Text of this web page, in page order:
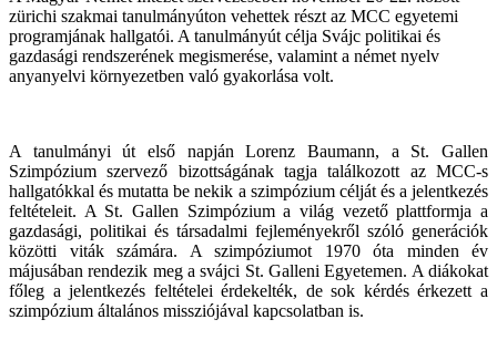
zürichi szakmai tanulmányúton vehettek részt az MCC egyetemi
programjának hallgatói. A tanulmányút célja Svájc politikai és
gazdasági rendszerének megismerése, valamint a német nyelv
anyanyelvi környezetben való gyakorlása volt.
A tanulmányi út első napján Lorenz Baumann, a St. Gallen
Szimpózium szervező bizottságának tagja találkozott az MCC-s
hallgatókkal és mutatta be nekik a szimpózium célját és a jelentkezés
feltételeit. A St. Gallen Szimpózium a világ vezető plattformja a
gazdasági, politikai és társadalmi fejleményekről szóló generációk
közötti viták számára. A szimpóziumot 1970 óta minden év
májusában rendezik meg a svájci St. Galleni Egyetemen. A diákokat
főleg a jelentkezés feltételei érdekelték, de sok kérdés érkezett a
szimpózium általános missziójával kapcsolatban is.